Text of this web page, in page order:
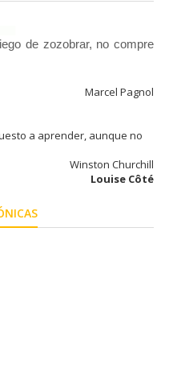
de zozobrar, no compre
Marcel Pagnol
a aprender, aunque no
Winston Churchill
Louise Côté